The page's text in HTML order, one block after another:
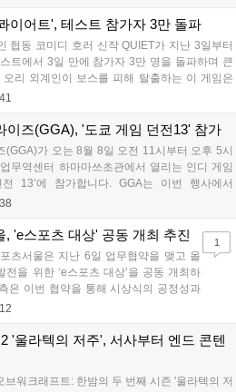
와 신작 흥행을 통해 하반기 실적 턴어라운드
이어트', 테스트 참가자 3만 돌파
협동 코미디 호러 신작 QUIET가 지난 3일부터
트에서 3일 만에 참가자 3만 명을 돌파하며 큰
리 외계인이 보스를 피해 탈출하는 이 게임은
, 소음 관리와 물리 법칙을 활용한 전략적 플레
는 스팀 페이지에서 확인 가능합니다....
이즈(GGA), '도쿄 게임 던전13' 참가
(GGA)가 오는 8월 8일 오전 11시부터 오후 5시
무역센터 하마마쓰초관에서 열리는 인디 게임
13’에 참가합니다. GGA는 이번 행사에서
시리즈의 미공개 작품 12종을 최초
에게는 선착순으로 특별 굿즈를 증정하며, 인
, 'e스포츠 대상' 공동 개최 추진
츠서울은 지난 6일 업무협약을 맺고 올
을 위한 ‘e스포츠 대상’을 공동 개최하
은 이번 협약을 통해 시상식의 공정성과
대를 겨냥한 미디어 영향력을 확대해 e
재추진되는 이번 시상식이 e스포츠의
는 권위 있는 행사가 되도록 노력하겠다
1
'울라텍의 저주', 서사부터 엔드 콘텐
워크래프트: 한밤의 두 번째 시즌 '울라텍의 저